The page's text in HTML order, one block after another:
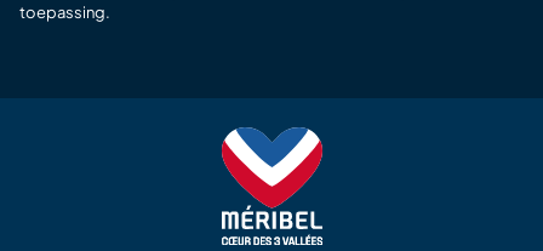
toepassing.